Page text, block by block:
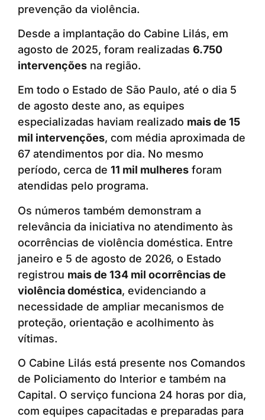
prevenção da violência.
Desde a implantação do Cabine Lilás, em
agosto de 2025, foram realizadas 6.750
intervenções na região.
Em todo o Estado de São Paulo, até o dia 5
de agosto deste ano, as equipes
especializadas haviam realizado mais de 15
mil intervenções, com média aproximada de
67 atendimentos por dia. No mesmo
período, cerca de 11 mil mulheres foram
atendidas pelo programa.
Os números também demonstram a
relevância da iniciativa no atendimento às
ocorrências de violência doméstica. Entre
janeiro e 5 de agosto de 2026, o Estado
registrou mais de 134 mil ocorrências de
violência doméstica, evidenciando a
necessidade de ampliar mecanismos de
proteção, orientação e acolhimento às
vítimas.
O Cabine Lilás está presente nos Comandos
de Policiamento do Interior e também na
Capital. O serviço funciona 24 horas por dia,
com equipes capacitadas e preparadas para